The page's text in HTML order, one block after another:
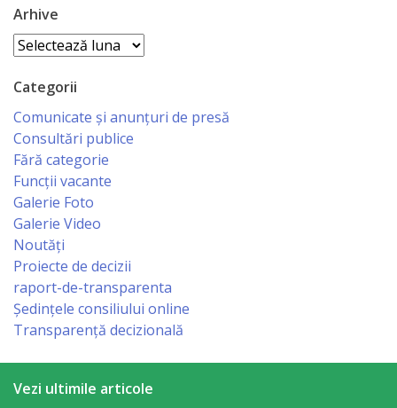
Tineretului
şi
Sportului
Specialist
pentru
Planificare,
Economist
Primar
Viceprimarii
Specialist
Arhive
Arhive
Categorii
Comunicate și anunțuri de presă
Consultări publice
Fără categorie
Funcții vacante
Galerie Foto
Galerie Video
Noutăți
Proiecte de decizii
raport-de-transparenta
Ședințele consiliului online
Transparență decizională
Vezi ultimile articole